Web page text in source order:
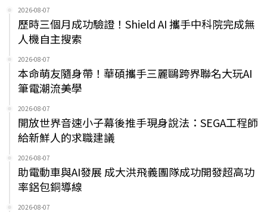
2026-08-07
歷時三個月成功驗證！Shield AI 攜手中科院完成無
人機自主搜索
2026-08-07
本命萌友隨身帶！華碩攜手三麗鷗跨界聯名大玩AI
筆電潮流美學
2026-08-07
開放世界音速小子幕後推手現身說法：SEGA工程師
給新鮮人的求職建議
2026-08-07
助電動車與AI發展 成大洪飛義團隊成功開發超高功
率鋁包銅導線
2026-08-07